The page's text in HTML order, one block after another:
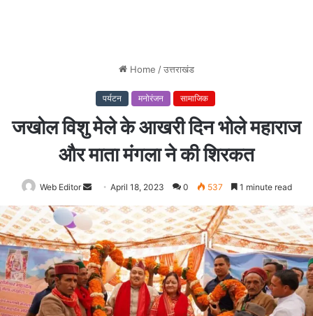
Home /उत्तराखंड
पर्यटन मनोरंजन सामाजिक
जखोल विशु मेले के आखरी दिन भोले महाराज
और माता मंगला ने की शिरकत
Web Editor
Send
an
email
April 18, 2023 0 537 1 minute read